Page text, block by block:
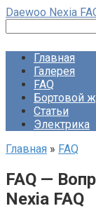
Перейти
контенту
Daewoo Nexia
Главная
Галерея
FAQ
Бортовой
Статьи
Электрика
Главная » FAQ
FAQ —
Nexia FAQ